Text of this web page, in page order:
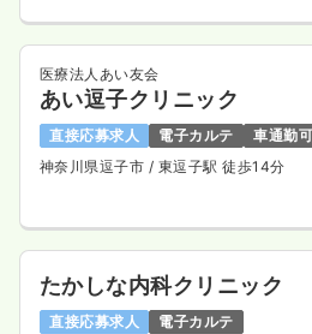
医療法人あい友会
あい逗子クリニック
直接応募求人 電子カルテ
車通勤可
神奈川県逗子市 / 東逗子駅 徒歩14分
たかしな内科クリニック
直接応募求人
電子カルテ